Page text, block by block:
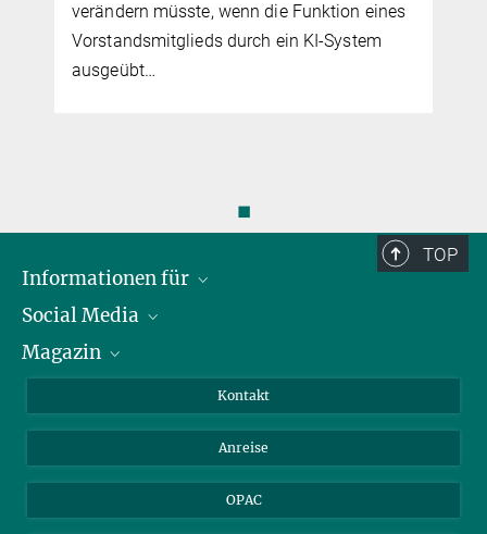
verändern müsste, wenn die Funktion eines
Vorstandsmitglieds durch ein KI-System
ausgeübt…
◼
TOP
Informationen für
Journalist*innen
Stipendiat*innen
Social Media
LinkedIn
Magazin
Kontakt
Anreise
OPAC